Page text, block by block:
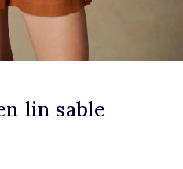
lin sable